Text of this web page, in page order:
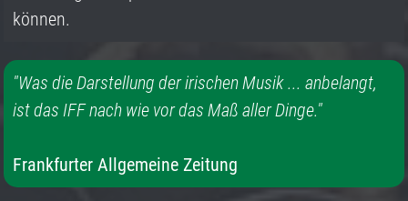
können.
"Was die Darstellung der irischen Musik ... anbelangt,
ist das IFF nach wie vor das Maß aller Dinge."
Frankfurter Allgemeine Zeitung